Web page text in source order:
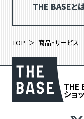
THE BASEと
TOP 商品・サービス
THE
ショ